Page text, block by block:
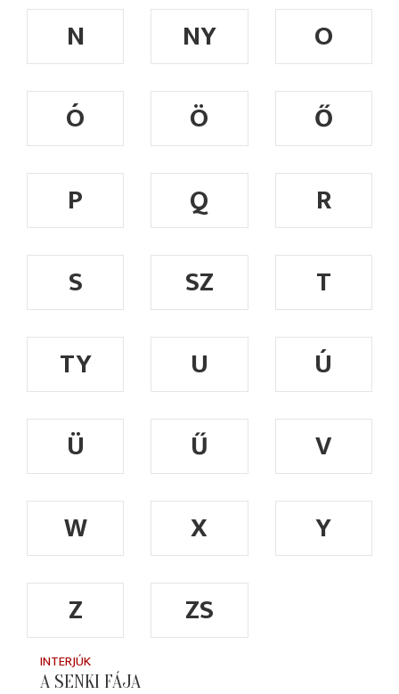
N NY
O
Ó
Ö
Ő
P
Q
R
S
SZ
T
TY
U
Ú
Ü
Ű
V
W
X
Y
Z
ZS
INTERJÚK
A SENKI FÁJA